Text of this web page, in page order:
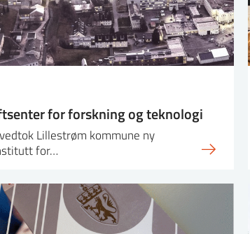
for forskning og teknologi
Lillestrøm kommune ny
for…